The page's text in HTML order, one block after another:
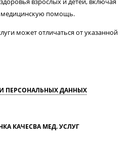
помощь.
может отличаться от указанной
ПЕРСОНАЛЬНЫХ ДАННЫХ